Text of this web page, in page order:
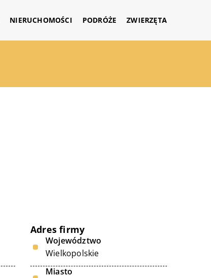
NIERUCHOMOŚCI PODRÓŻE ZWIERZĘTA
Adres firmy
Województwo
Wielkopolskie
Miasto